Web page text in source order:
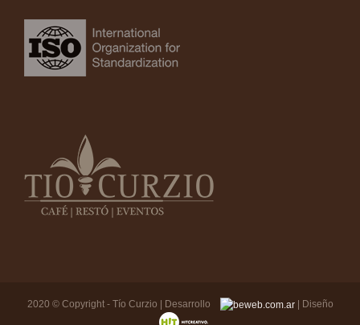
2020 © Copyright - Tío Curzio | Desarrollo | Diseño